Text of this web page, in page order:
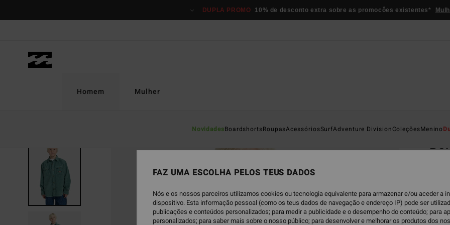
produto
DUPLA PROMO 10% de desconto extra sobre as promocôes existentes*
Homem
NovidadesBoardshortsRoupasAcessóriosSurfAdventure DivisionColeçõesMenino
Mulher
€
FAZ UMA ESCOLHA PELOS TEUS DADOS
Nós e os nossos parceiros utilizamos cookies ou tecnologia equivalente para armazenar e/ou aceder a
dispositivo. Esta informação pessoal (como os teus dados de navegação e endereço IP) pode ser
publicações e conteúdos personalizados; para medir a publicidade e o desempenho do conteúdo; para
personalizados; para saber mais sobre o nosso público; para desenvolver e melhorar os produtos dos